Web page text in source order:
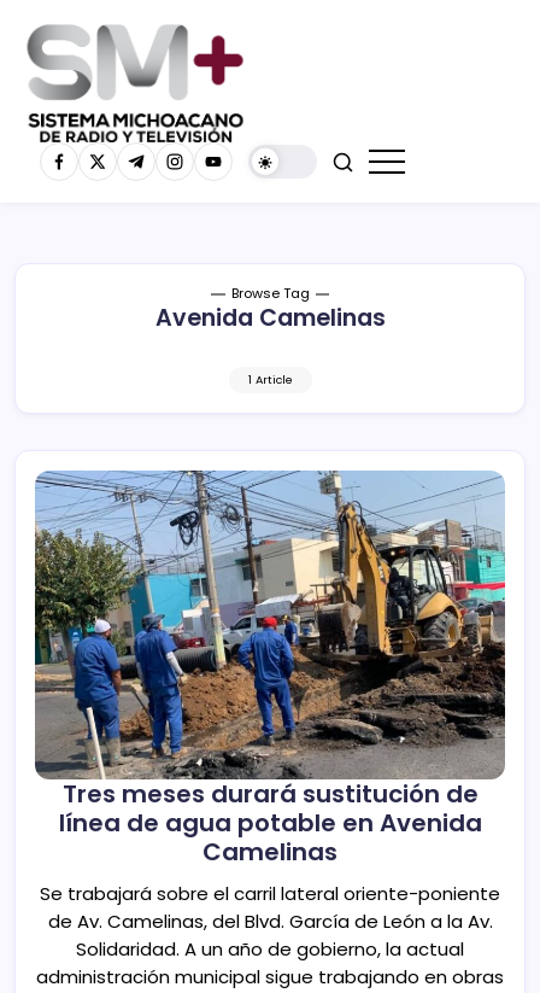
Browse Tag
Avenida Camelinas
1 Article
Tres meses durará sustitución de
línea de agua potable en Avenida
Camelinas
Se trabajará sobre el carril lateral oriente-poniente
de Av. Camelinas, del Blvd. García de León a la Av.
Solidaridad. A un año de gobierno, la actual
administración municipal sigue trabajando en obras